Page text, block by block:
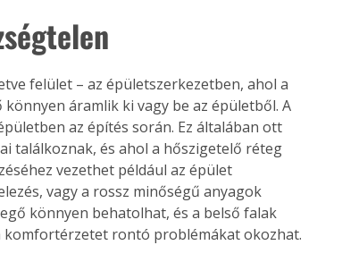
felület – az épületszerkezetben, ahol a
áramlik ki vagy be az épületből. A
az építés során. Ez általában ott
találkoznak, és ahol a hőszigetelő réteg
vezethet például az épület
vagy a rossz minőségű anyagok
könnyen behatolhat, és a belső falak
komfortérzetet rontó problémákat okozhat.